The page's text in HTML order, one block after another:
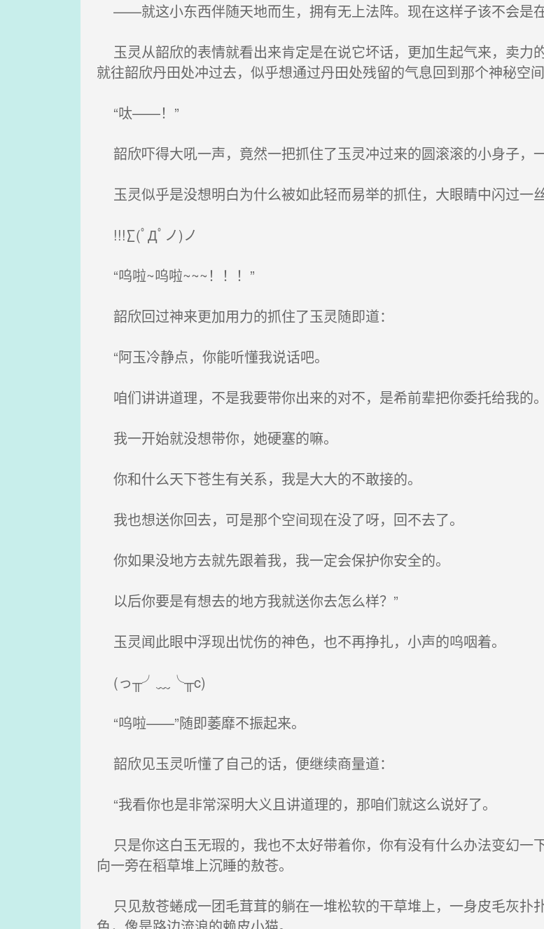
——就这小东西伴随天地而生，拥有无上法阵。现在这样子该不会是在
玉灵从韶欣的表情就看出来肯定是在说它坏话，更加生起气来，卖力
就往韶欣丹田处冲过去，似乎想通过丹田处残留的气息回到那个神秘空间
“呔——！”
韶欣吓得大吼一声，竟然一把抓住了玉灵冲过来的圆滚滚的小身子，
玉灵似乎是没想明白为什么被如此轻而易举的抓住，大眼睛中闪过一
!!!∑(ﾟДﾟノ)ノ
“呜啦~呜啦~~~！！！”
韶欣回过神来更加用力的抓住了玉灵随即道：
“阿玉冷静点，你能听懂我说话吧。
咱们讲讲道理，不是我要带你出来的对不，是希前辈把你委托给我的。
我一开始就没想带你，她硬塞的嘛。
你和什么天下苍生有关系，我是大大的不敢接的。
我也想送你回去，可是那个空间现在没了呀，回不去了。
你如果没地方去就先跟着我，我一定会保护你安全的。
以后你要是有想去的地方我就送你去怎么样？”
玉灵闻此眼中浮现出忧伤的神色，也不再挣扎，小声的呜咽着。
(っ╥╯﹏╰╥c)
“呜啦——”随即萎靡不振起来。
韶欣见玉灵听懂了自己的话，便继续商量道：
“我看你也是非常深明大义且讲道理的，那咱们就这么说好了。
只是你这白玉无瑕的，我也不太好带着你，你有没有什么办法变幻一
向一旁在稻草堆上沉睡的敖苍。
只见敖苍蜷成一团毛茸茸的躺在一堆松软的干草堆上，一身皮毛灰扑